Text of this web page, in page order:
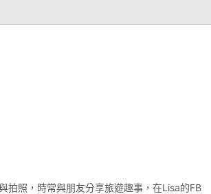
拍照，時常與朋友分享旅遊趣事，在Lisa的FB